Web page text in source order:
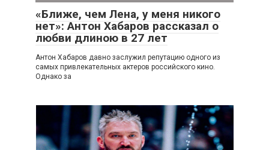
«Ближе, чем Лена, у меня никого
нет»: Антон Хабаров рассказал о
любви длиною в 27 лет
Антон Хабаров давно заслужил репутацию одного из
самых привлекательных актеров российского кино.
Однако за